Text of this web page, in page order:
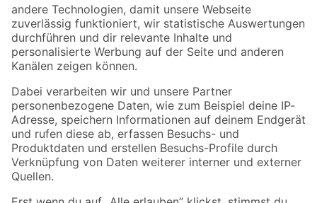
Zur Newsletter Anmeldung
Folge uns
Zahlungsarten Versandarten
Sicher einkaufen